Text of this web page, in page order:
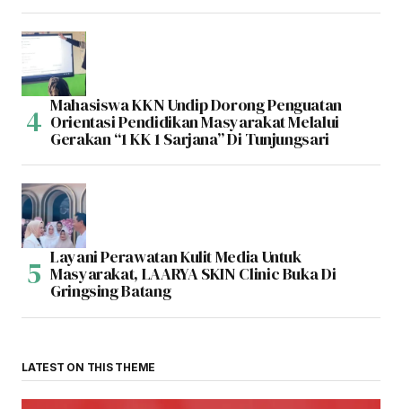
Mahasiswa KKN Undip Dorong Penguatan
Orientasi Pendidikan Masyarakat Melalui
Gerakan “1 KK 1 Sarjana” Di Tunjungsari
Layani Perawatan Kulit Media Untuk
Masyarakat, LAARYA SKIN Clinic Buka Di
Gringsing Batang
LATEST ON THIS THEME